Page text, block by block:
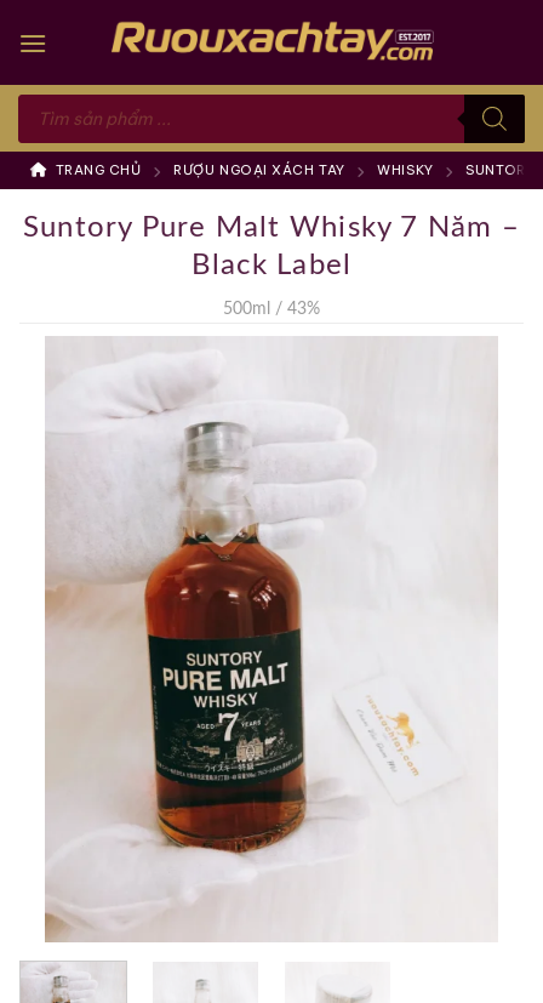
Tìm
kiếm
phẩm
TRANG CHỦ RƯỢU NGOẠI XÁCH TAY WHISKY SUNTORY
Suntory Pure Malt Whisky 7 Năm –
Black Label
500ml / 43%